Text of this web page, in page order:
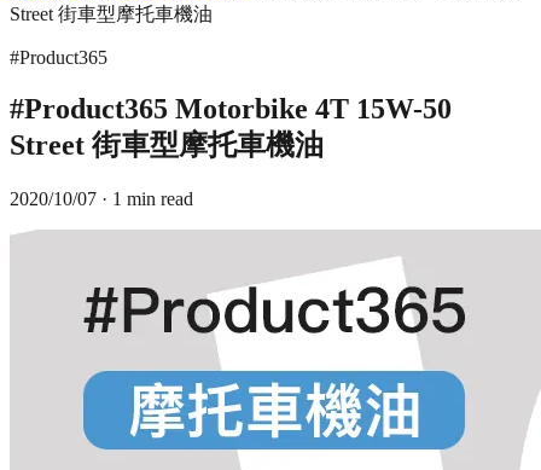
Street 街車型摩托車機油
#Product365
#Product365 Motorbike 4T 15W-50
Street 街車型摩托車機油
2020/10/07 · 1 min read